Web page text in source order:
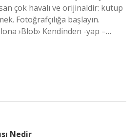
çok havalı ve orijinaldir: kutup
Fotoğrafçılığa başlayın.
›Blob› Kendinden -yap –…
Nedir